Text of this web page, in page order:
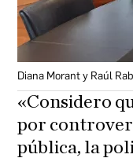
Diana Morant y Raúl
«Considero
por
pública, la